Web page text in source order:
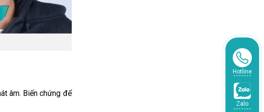
âm. Biến chứng để
Hotline
Zalo